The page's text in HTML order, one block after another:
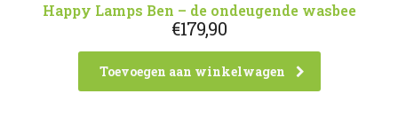
Happy Lamps Ben – de ondeugende wasbee
€179,90
Toevoegen aan winkelwagen